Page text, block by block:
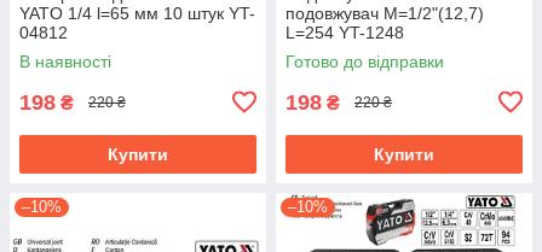
YATO 1/4 l=65 мм 10 штук YT-
04812
В наявності
198 ₴ 220 ₴
Купити
подовжувач M=1/2"(12,7)
L=254 YT-1248
Готово до відправки
198 ₴ 220 ₴
Купити
–10% –10%